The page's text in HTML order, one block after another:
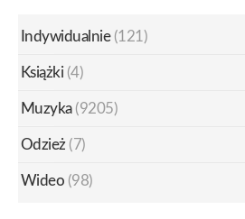
Indywidualnie (121)
Książki (4)
Muzyka (9205)
Odzież (7)
Wideo (98)